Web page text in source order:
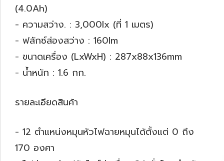
(4.0Ah)
- ความสว่าง. : 3,000lx (ที่ 1 เมตร)
- ฟลักซ์ส่องสว่าง : 160lm
- ขนาดเครื่อง (LxWxH) : 287x88x136mm
- น้ำหนัก : 1.6 กก.
รายละเอียดสินค้า
- 12 ตำแหน่งหมุนหัวไฟฉายหมุนได้ตั้งแต่ 0 ถึง
170 องศา